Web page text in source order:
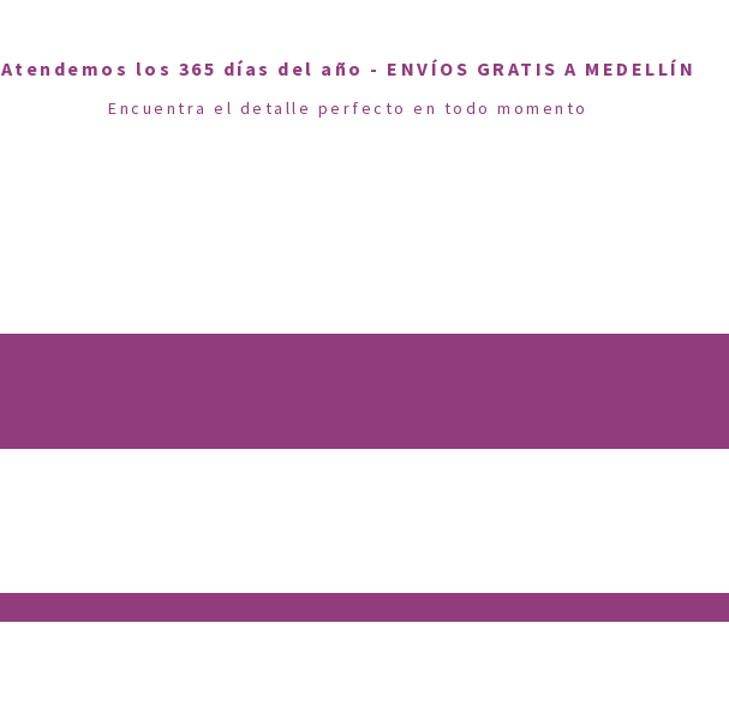
Atendemos los 365 días del año - ENVÍOS GRATIS A MEDELLÍN
Encuentra el detalle perfecto en todo momento